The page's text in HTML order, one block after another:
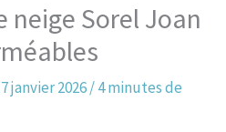
neige Sorel Joan
janvier 2026/4 minutes de